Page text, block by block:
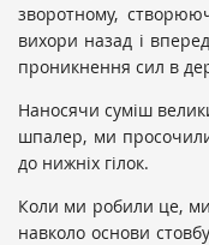
зворотному,
вихори назад і
проникнення сил в
Наносячи суміш
шпалер, ми
до нижніх гілок.
Коли ми робили це,
навколо основи